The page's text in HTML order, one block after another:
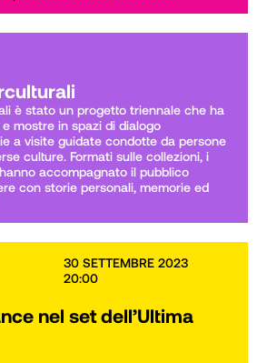
è stato un progetto triennale che ha
mostre in spazi di dialogo
a visite guidate condotte da persone
culture. Formati sulle collezioni, i
accompagnato il pubblico
con storie personali, memorie ed
30 SETTEMBRE 2023
20:00
nel set dell’Ultima